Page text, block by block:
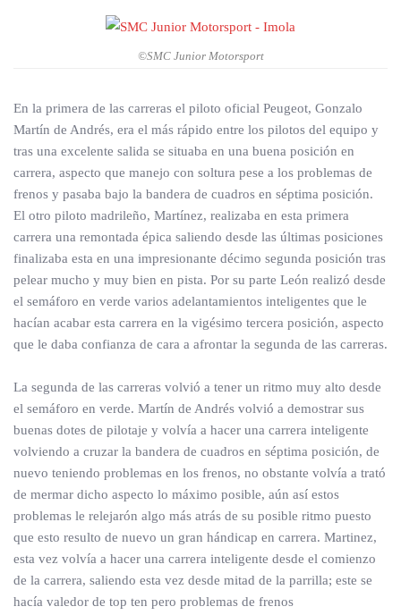
©SMC Junior Motorsport
En la primera de las carreras el piloto oficial Peugeot, Gonzalo
Martín de Andrés, era el más rápido entre los pilotos del equipo y
tras una excelente salida se situaba en una buena posición en
carrera, aspecto que manejo con soltura pese a los problemas de
frenos y pasaba bajo la bandera de cuadros en séptima posición.
El otro piloto madrileño, Martínez, realizaba en esta primera
carrera una remontada épica saliendo desde las últimas posiciones
finalizaba esta en una impresionante décimo segunda posición tras
pelear mucho y muy bien en pista. Por su parte León realizó desde
el semáforo en verde varios adelantamientos inteligentes que le
hacían acabar esta carrera en la vigésimo tercera posición, aspecto
que le daba confianza de cara a afrontar la segunda de las carreras.
La segunda de las carreras volvió a tener un ritmo muy alto desde
el semáforo en verde. Martín de Andrés volvió a demostrar sus
buenas dotes de pilotaje y volvía a hacer una carrera inteligente
volviendo a cruzar la bandera de cuadros en séptima posición, de
nuevo teniendo problemas en los frenos, no obstante volvía a trató
de mermar dicho aspecto lo máximo posible, aún así estos
problemas le relejarón algo más atrás de su posible ritmo puesto
que esto resulto de nuevo un gran hándicap en carrera. Martinez,
esta vez volvía a hacer una carrera inteligente desde el comienzo
de la carrera, saliendo esta vez desde mitad de la parrilla; este se
hacía valedor de top ten pero problemas de frenos